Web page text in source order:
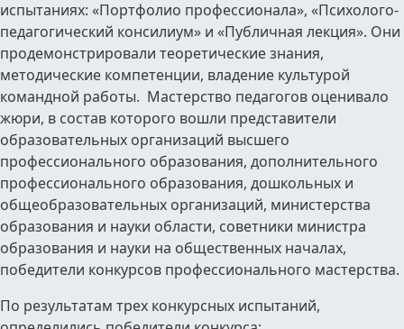
испытаниях: «Портфолио профессионала», «Психолого-
педагогический консилиум» и «Публичная лекция». Они
продемонстрировали теоретические знания,
методические компетенции, владение культурой
командной работы. Мастерство педагогов оценивало
жюри, в состав которого вошли представители
образовательных организаций высшего
профессионального образования, дополнительного
профессионального образования, дошкольных и
общеобразовательных организаций, министерства
образования и науки области, советники министра
образования и науки на общественных началах,
победители конкурсов профессионального мастерства.
По результатам трех конкурсных испытаний,